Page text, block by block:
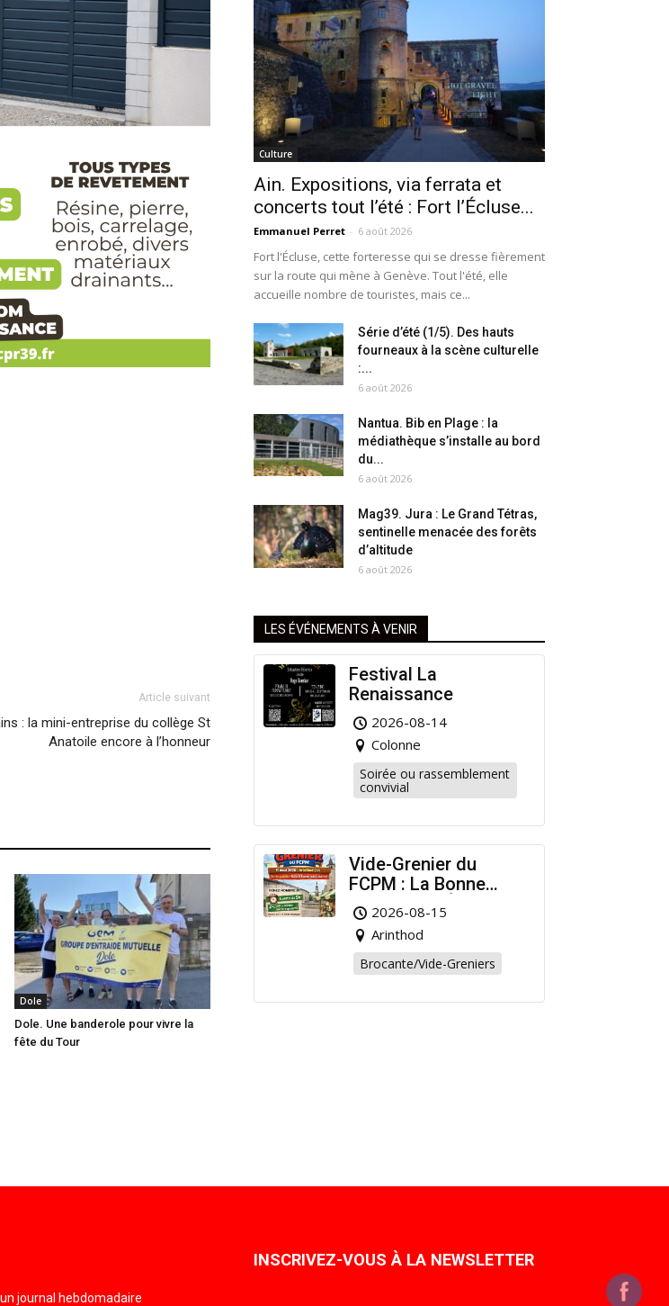
Article suivant
: la mini-entreprise du collège St
Anatoile encore à l’honneur
Dole
Dole. Une banderole pour vivre la
fête du Tour
Culture
Ain. Expositions, via ferrata et
concerts tout l’été : Fort l’Écluse...
Emmanuel Perret - 6 août 2026
Fort l'Écluse, cette forteresse qui se dresse fièrement
sur la route qui mène à Genève. Tout l'été, elle
accueille nombre de touristes, mais ce...
Série d’été (1/5). Des hauts
fourneaux à la scène culturelle
:...
6 août 2026
Nantua. Bib en Plage : la
médiathèque s’installe au bord
du...
6 août 2026
Mag39. Jura : Le Grand Tétras,
sentinelle menacée des forêts
d’altitude
6 août 2026
LES ÉVÉNEMENTS À VENIR
Festival La
Renaissance
2026-08-14
Colonne
Soirée ou rassemblement
convivial
Vide-Grenier du
FCPM : La Bonne
Affaire de l’Été à
Arinthod !
2026-08-15
Arinthod
Brocante/Vide-Greniers